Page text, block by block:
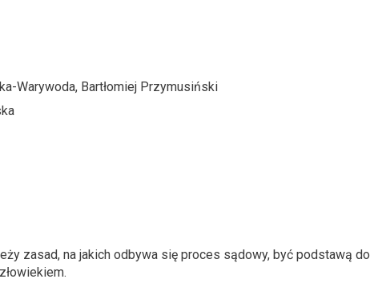
Warywoda, Bartłomiej Przymusiński
zasad, na jakich odbywa się proces sądowy, być podstawą do